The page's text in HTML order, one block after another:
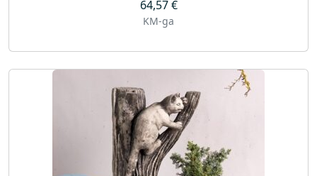
64,57€
KM-ga